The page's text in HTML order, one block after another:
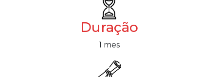
Duração
1 mes